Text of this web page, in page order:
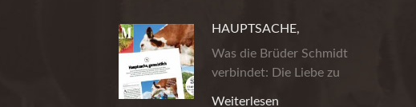
HAUPTSACHE,
GEMUHTLICH!
Was die Brüder Schmidt
verbindet: Die Liebe zu
Weiterlesen